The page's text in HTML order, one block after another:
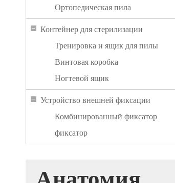
Ортопедическая пила
Контейнер для стерилизации
Тренировка и ящик для пилы
Винтовая коробка
Ногтевой ящик
Устройство внешней фиксации
Комбинированный фиксатор
фиксатор